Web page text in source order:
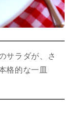
サラダが、さ
格的な一皿